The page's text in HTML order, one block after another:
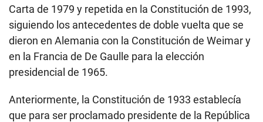
Carta de 1979 y repetida en la Constitución de 1993,
siguiendo los antecedentes de doble vuelta que se
dieron en Alemania con la Constitución de Weimar y
en la Francia de De Gaulle para la elección
presidencial de 1965.
Anteriormente, la Constitución de 1933 establecía
que para ser proclamado presidente de la República